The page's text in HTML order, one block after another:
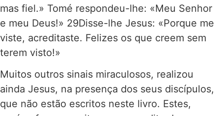
mas fiel.» Tomé respondeu-lhe: «Meu Senhor
e meu Deus!» 29Disse-lhe Jesus: «Porque me
viste, acreditaste. Felizes os que creem sem
terem visto!»
Muitos outros sinais miraculosos, realizou
ainda Jesus, na presença dos seus discípulos,
que não estão escritos neste livro. Estes,